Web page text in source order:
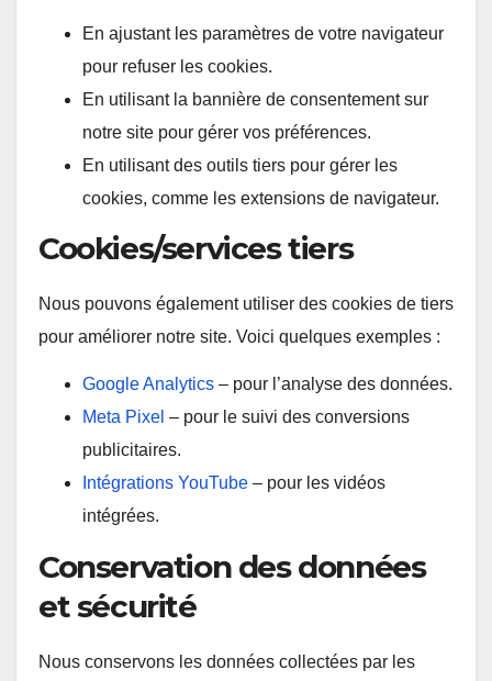
En ajustant les paramètres de votre navigateur
pour refuser les cookies.
En utilisant la bannière de consentement sur
notre site pour gérer vos préférences.
En utilisant des outils tiers pour gérer les
cookies, comme les extensions de navigateur.
Cookies/services tiers
Nous pouvons également utiliser des cookies de tiers
pour améliorer notre site. Voici quelques exemples :
Google Analytics – pour l’analyse des données.
Meta Pixel – pour le suivi des conversions
publicitaires.
Intégrations YouTube – pour les vidéos
intégrées.
Conservation des données
et sécurité
Nous conservons les données collectées par les